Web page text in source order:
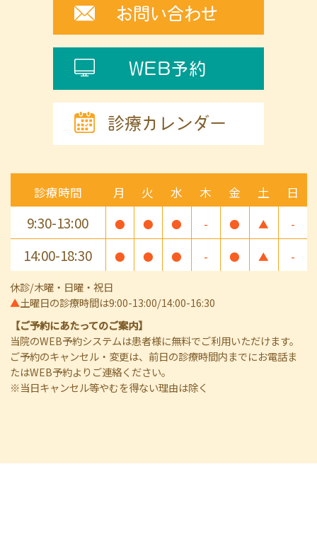
お問い合わせ
WEB予約
診療カレンダー
診療時間 月 火 水 木 金 土 日
9:30-13:00 ● ● ● - ● ▲ -
14:00-18:30 ● ● ● - ● ▲ -
休診/木曜・日曜・祝日
▲土曜日の診療時間は9:00-13:00/14:00-16:30
【ご予約にあたってのご案内】
当院のWEB予約システムは患者様に無料でご利用いただけます。
ご予約のキャンセル・変更は、前日の診療時間内までにお電話ま
たはWEB予約よりご連絡ください。
※当日キャンセル等やむを得ない理由は除く